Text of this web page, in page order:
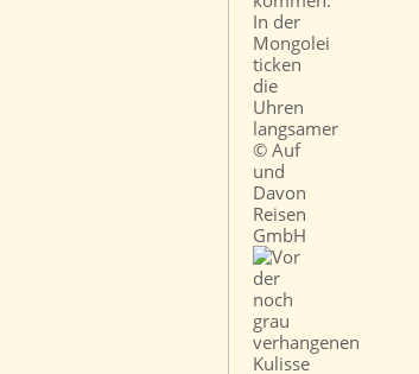
In der
Mongolei
ticken
die
Uhren
langsamer
© Auf
und
Davon
Reisen
GmbH